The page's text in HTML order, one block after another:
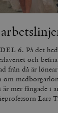
6. På det
och
från då är
om
mer fångade i
Lars